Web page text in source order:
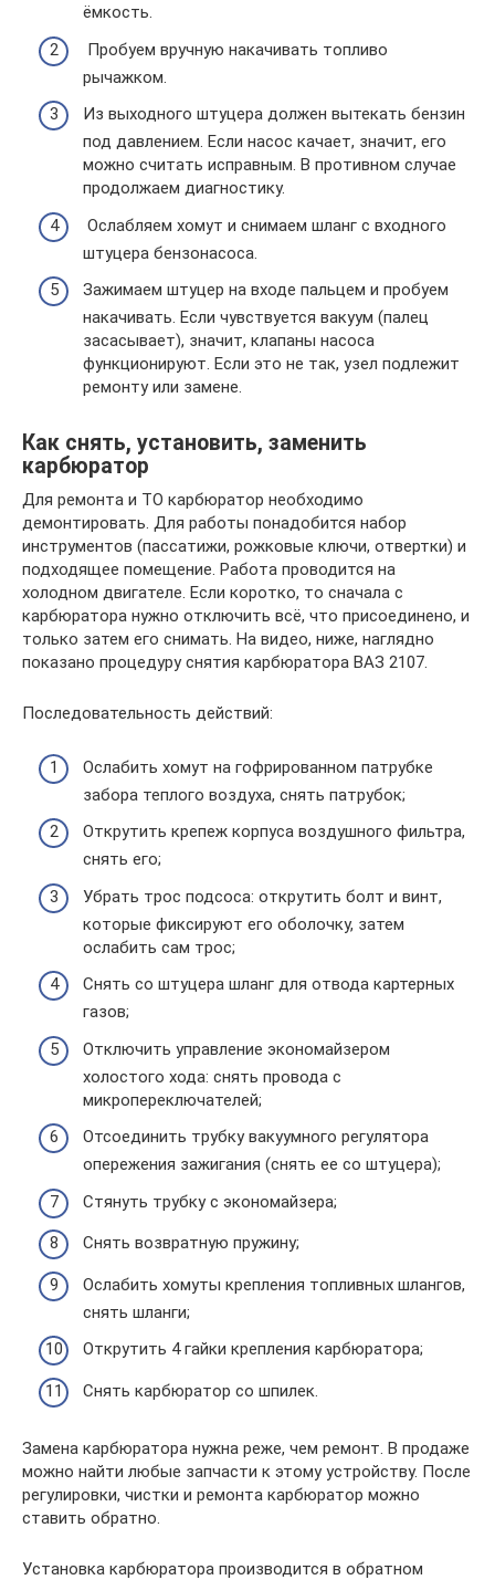
ёмкость.
Пробуем вручную накачивать топливо
рычажком.
Из выходного штуцера должен вытекать бензин
под давлением. Если насос качает, значит, его
можно считать исправным. В противном случае
продолжаем диагностику.
Ослабляем хомут и снимаем шланг с входного
штуцера бензонасоса.
Зажимаем штуцер на входе пальцем и пробуем
накачивать. Если чувствуется вакуум (палец
засасывает), значит, клапаны насоса
функционируют. Если это не так, узел подлежит
ремонту или замене.
Как снять, установить, заменить
карбюратор
Для ремонта и ТО карбюратор необходимо
демонтировать. Для работы понадобится набор
инструментов (пассатижи, рожковые ключи, отвертки) и
подходящее помещение. Работа проводится на
холодном двигателе. Если коротко, то сначала с
карбюратора нужно отключить всё, что присоединено, и
только затем его снимать. На видео, ниже, наглядно
показано процедуру снятия карбюратора ВАЗ 2107.
Последовательность действий:
Ослабить хомут на гофрированном патрубке
забора теплого воздуха, снять патрубок;
Открутить крепеж корпуса воздушного фильтра,
снять его;
Убрать трос подсоса: открутить болт и винт,
которые фиксируют его оболочку, затем
ослабить сам трос;
Снять со штуцера шланг для отвода картерных
газов;
Отключить управление экономайзером
холостого хода: снять провода с
микропереключателей;
Отсоединить трубку вакуумного регулятора
опережения зажигания (снять ее со штуцера);
Стянуть трубку с экономайзера;
Снять возвратную пружину;
Ослабить хомуты крепления топливных шлангов,
снять шланги;
Открутить 4 гайки крепления карбюратора;
Снять карбюратор со шпилек.
Замена карбюратора нужна реже, чем ремонт. В продаже
можно найти любые запчасти к этому устройству. После
регулировки, чистки и ремонта карбюратор можно
ставить обратно.
Установка карбюратора производится в обратном